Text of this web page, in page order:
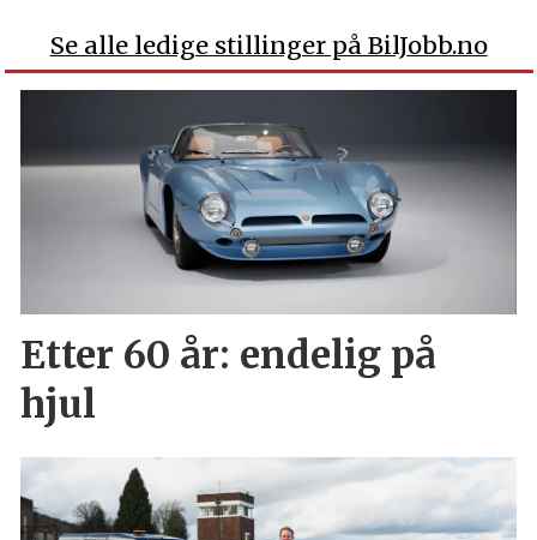
Se alle ledige stillinger på BilJobb.no
Etter 60 år: endelig på
hjul